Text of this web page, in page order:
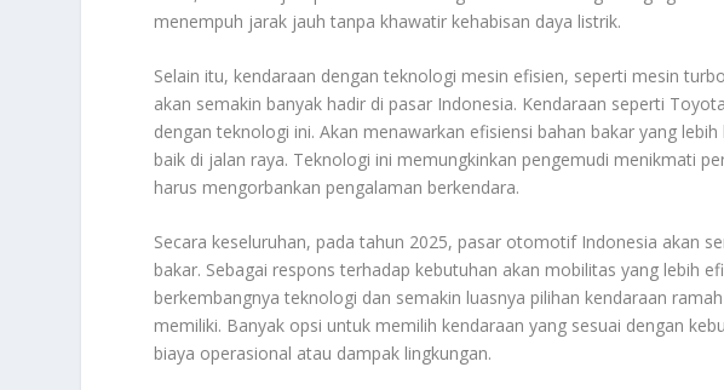
menempuh jarak jauh tanpa khawatir kehabisan daya listrik.
Selain itu, kendaraan dengan teknologi mesin efisien, seperti mesin
akan semakin banyak hadir di pasar Indonesia. Kendaraan seperti
dengan teknologi ini. Akan menawarkan efisiensi bahan bakar yang
baik di jalan raya. Teknologi ini memungkinkan pengemudi menikmati
harus mengorbankan pengalaman berkendara.
Secara keseluruhan, pada tahun 2025, pasar otomotif Indonesia akan
bakar. Sebagai respons terhadap kebutuhan akan mobilitas yang lebih
berkembangnya teknologi dan semakin luasnya pilihan kendaraan
memiliki. Banyak opsi untuk memilih kendaraan yang sesuai dengan
biaya operasional atau dampak lingkungan.